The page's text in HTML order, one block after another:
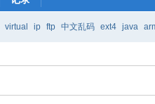
virtual ip ftp 中文乱码 ext4 java